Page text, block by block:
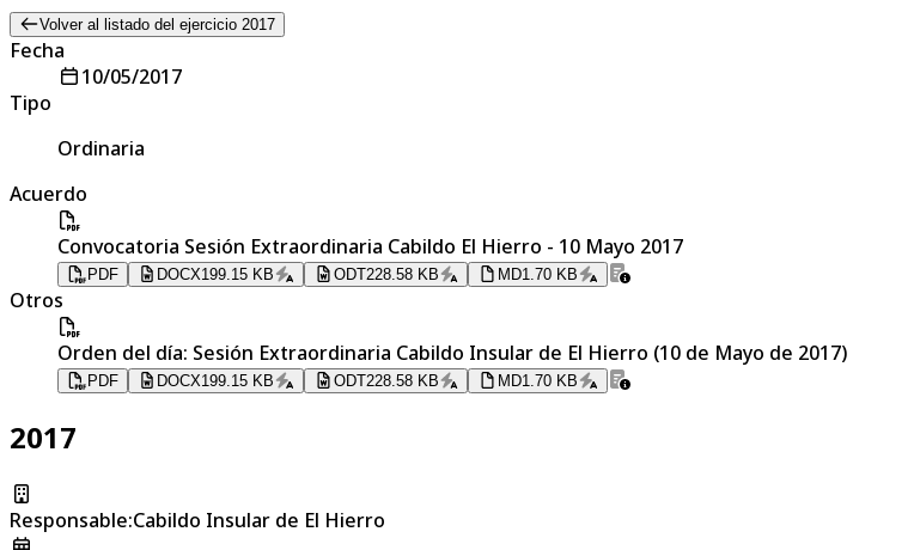
Volver al listado del ejercicio 2017
Fecha
10/05/2017
Tipo
Ordinaria
Acuerdo
Convocatoria Sesión Extraordinaria Cabildo El Hierro - 10 Mayo 2017
PDF DOCX199.15 KB ODT228.58 KB MD1.70 KB
Otros
Orden del día: Sesión Extraordinaria Cabildo Insular de El Hierro (10 de Mayo de 2017)
PDF DOCX199.15 KB ODT228.58 KB MD1.70 KB
2017
Responsable:Cabildo Insular de El Hierro